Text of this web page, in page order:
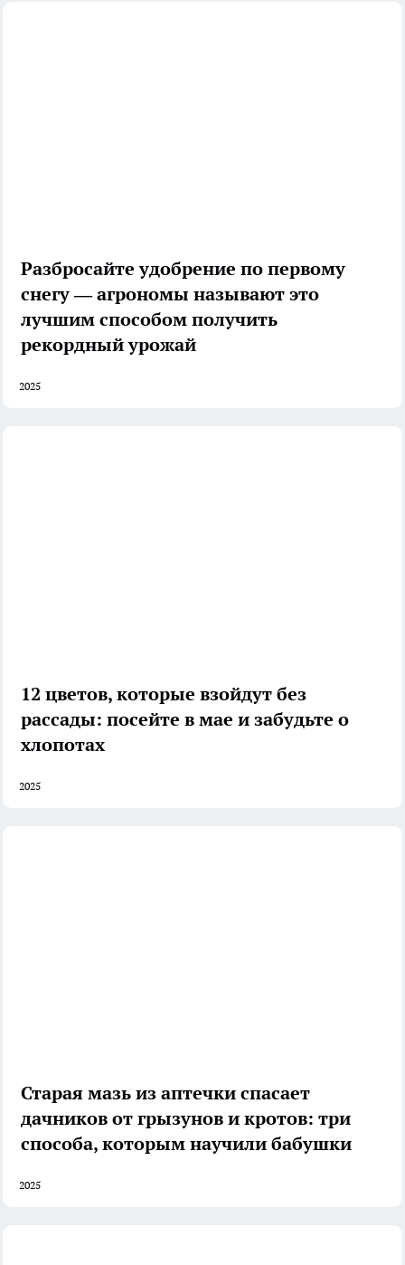
Разбросайте удобрение по первому
снегу — агрономы называют это
лучшим способом получить
рекордный урожай
2025
12 цветов, которые взойдут без
рассады: посейте в мае и забудьте о
хлопотах
2025
Старая мазь из аптечки спасает
дачников от грызунов и кротов: три
способа, которым научили бабушки
2025